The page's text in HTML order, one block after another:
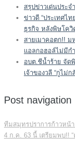
สรุปข่าวเด่นประ
ข่าวดี “ประเทศไ
ธุรกิจ หลังพิษโควิ
สายเมาคอตก!! ม
แอลกอฮอล์ไม่มีก
อบต.ชีน้ำร้าย จัด
เจ้าของวลี “กูไม่ก
Post navigation
ทีมสมุทรปราการก้าวหน้า
4 ก.ค. 63 นี้ เตรียมพบ!!